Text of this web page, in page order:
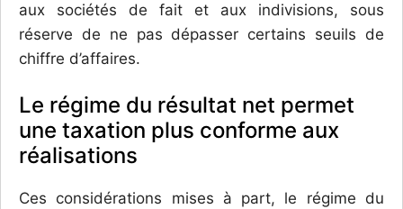
aux sociétés de fait et aux indivisions, sous
réserve de ne pas dépasser certains seuils de
chiffre d’affaires.
Le régime du résultat net permet
une taxation plus conforme aux
réalisations
Ces considérations mises à part, le régime du